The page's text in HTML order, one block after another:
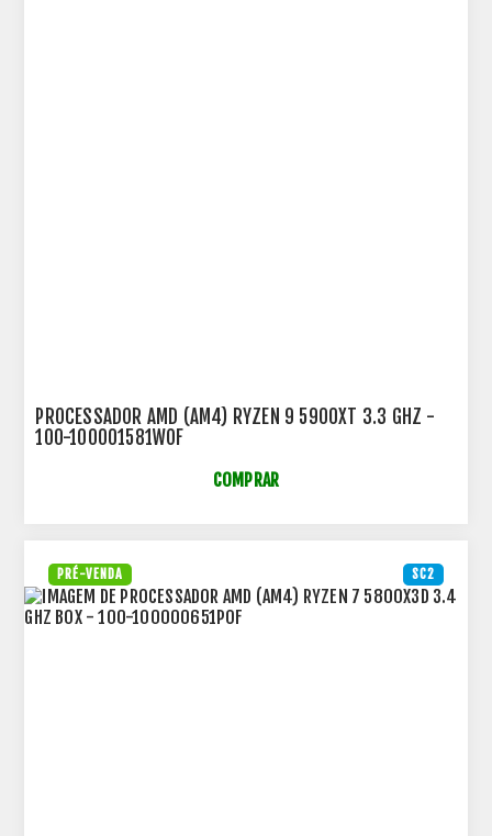
PROCESSADOR AMD (AM4) RYZEN 9 5900XT 3.3 GHZ -
100-100001581WOF
COMPRAR
SC2
PRÉ-VENDA